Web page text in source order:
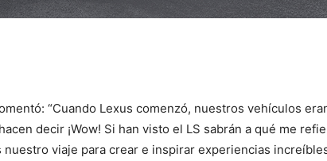
“Cuando Lexus comenzó, nuestros vehículos
decir ¡Wow! Si han visto el LS sabrán a qué me
viaje para crear e inspirar experiencias